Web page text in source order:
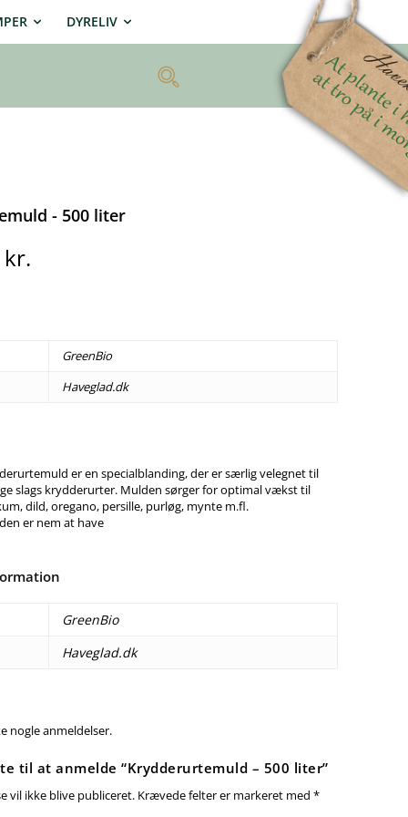
DYRELIV
- 500 liter
kr.
GreenBio
Haveglad.dk
er en specialblanding, der er særlig velegnet til
slags krydderurter. Mulden sørger for optimal vækst til
dild, oregano, persille, purløg, mynte m.fl.
er nem at have
GreenBio
Haveglad.dk
nogle anmeldelser.
til at anmelde “Krydderurtemuld – 500 liter”
vil ikke blive publiceret. Krævede felter er markeret med*